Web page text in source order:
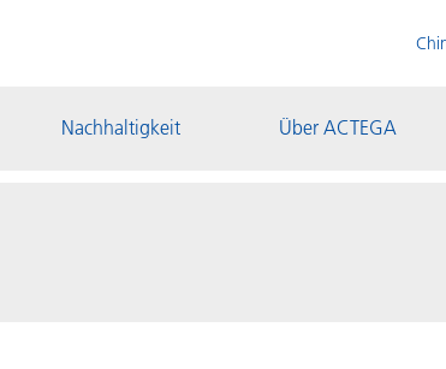
Nachhaltigkeit Über ACTEGA